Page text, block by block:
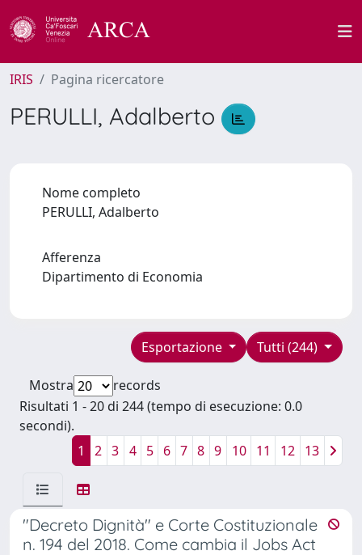
IRIS Pagina ricercatore
PERULLI, Adalberto
Nome completo
PERULLI, Adalberto
Afferenza
Dipartimento di Economia
Tutti (244)
Esportazione
Mostra
records
Risultati 1 - 20 di 244 (tempo di esecuzione: 0.0
secondi).
1
2 3 4 5 6 7 8 9 10 11 12 13
"Decreto Dignità" e Corte Costituzionale
n. 194 del 2018. Come cambia il Jobs Act